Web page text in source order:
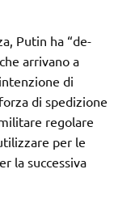
Putin ha “de-
arrivano a
di
di spedizione
regolare
per le
la successiva